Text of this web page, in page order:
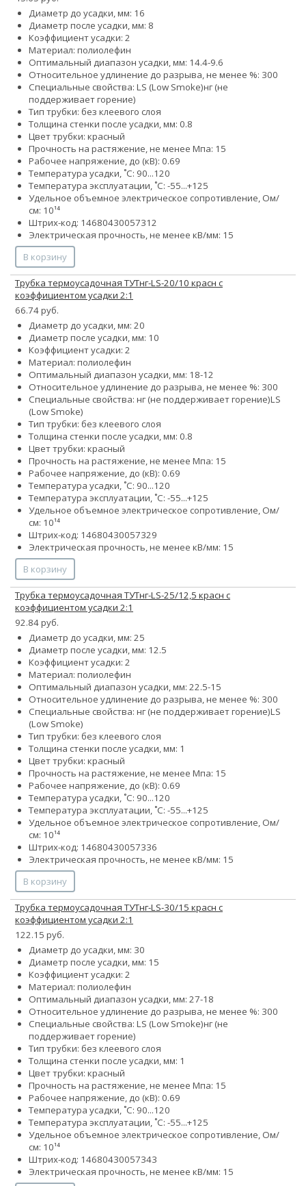
Диаметр до усадки, мм: 16
Диаметр после усадки, мм: 8
Коэффициент усадки: 2
Материал: полиолефин
Оптимальный диапазон усадки, мм: 14.4-9.6
Относительное удлинение до разрыва, не менее %: 300
Специальные свойства: LS (Low Smoke)нг (не
поддерживает горение)
Тип трубки: без клеевого слоя
Толщина стенки после усадки, мм: 0.8
Цвет трубки: красный
Прочность на растяжение, не менее Мпа: 15
Рабочее напряжение, до (кВ): 0.69
Температура усадки, ˚С: 90...120
Температура эксплуатации, ˚С: -55...+125
Удельное объемное электрическое сопротивление, Ом/
см: 10¹⁴
Штрих-код: 14680430057312
Электрическая прочность, не менее кВ/мм: 15
В корзину
Трубка термоусадочная ТУТнг-LS-20/10 красн с
коэффициентом усадки 2:1
66.74 руб.
Диаметр до усадки, мм: 20
Диаметр после усадки, мм: 10
Коэффициент усадки: 2
Материал: полиолефин
Оптимальный диапазон усадки, мм: 18-12
Относительное удлинение до разрыва, не менее %: 300
Специальные свойства: нг (не поддерживает горение)LS
(Low Smoke)
Тип трубки: без клеевого слоя
Толщина стенки после усадки, мм: 0.8
Цвет трубки: красный
Прочность на растяжение, не менее Мпа: 15
Рабочее напряжение, до (кВ): 0.69
Температура усадки, ˚С: 90...120
Температура эксплуатации, ˚С: -55...+125
Удельное объемное электрическое сопротивление, Ом/
см: 10¹⁴
Штрих-код: 14680430057329
Электрическая прочность, не менее кВ/мм: 15
В корзину
Трубка термоусадочная ТУТнг-LS-25/12,5 красн с
коэффициентом усадки 2:1
92.84 руб.
Диаметр до усадки, мм: 25
Диаметр после усадки, мм: 12.5
Коэффициент усадки: 2
Материал: полиолефин
Оптимальный диапазон усадки, мм: 22.5-15
Относительное удлинение до разрыва, не менее %: 300
Специальные свойства: нг (не поддерживает горение)LS
(Low Smoke)
Тип трубки: без клеевого слоя
Толщина стенки после усадки, мм: 1
Цвет трубки: красный
Прочность на растяжение, не менее Мпа: 15
Рабочее напряжение, до (кВ): 0.69
Температура усадки, ˚С: 90...120
Температура эксплуатации, ˚С: -55...+125
Удельное объемное электрическое сопротивление, Ом/
см: 10¹⁴
Штрих-код: 14680430057336
Электрическая прочность, не менее кВ/мм: 15
В корзину
Трубка термоусадочная ТУТнг-LS-30/15 красн с
коэффициентом усадки 2:1
122.15 руб.
Диаметр до усадки, мм: 30
Диаметр после усадки, мм: 15
Коэффициент усадки: 2
Материал: полиолефин
Оптимальный диапазон усадки, мм: 27-18
Относительное удлинение до разрыва, не менее %: 300
Специальные свойства: LS (Low Smoke)нг (не
поддерживает горение)
Тип трубки: без клеевого слоя
Толщина стенки после усадки, мм: 1
Цвет трубки: красный
Прочность на растяжение, не менее Мпа: 15
Рабочее напряжение, до (кВ): 0.69
Температура усадки, ˚С: 90...120
Температура эксплуатации, ˚С: -55...+125
Удельное объемное электрическое сопротивление, Ом/
см: 10¹⁴
Штрих-код: 14680430057343
Электрическая прочность, не менее кВ/мм: 15